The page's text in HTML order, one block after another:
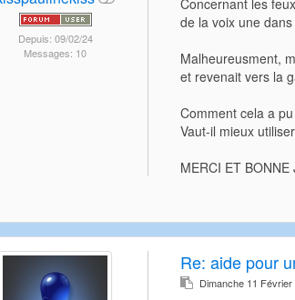
Depuis: 09/02/24
Messages: 10
Concernant les
de la voix une
Malheureusment,
et revenait vers la
Comment cela a
Vaut-il mieux
MERCI ET BONNE
Re: aide pour
Dimanche 11 Février